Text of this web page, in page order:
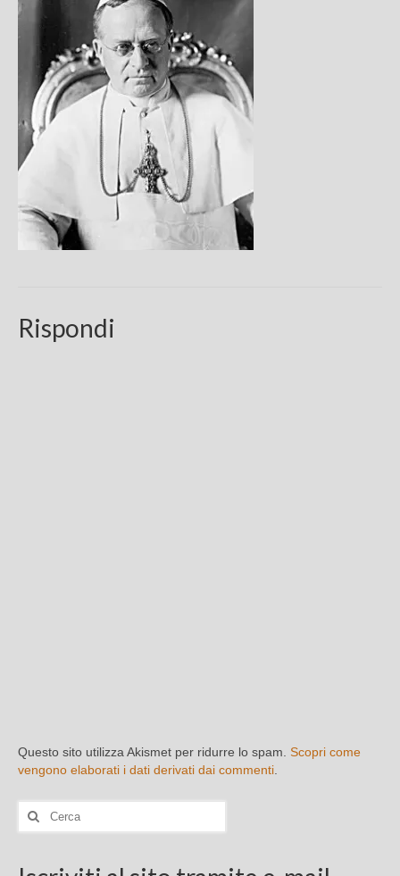
Chi sono
FAQ
Contatti
Rispondi
Questo sito utilizza Akismet per ridurre lo spam. Scopri come
vengono elaborati i dati derivati dai commenti
Cerca: